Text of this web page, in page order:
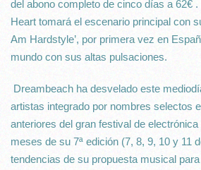
del abono completo de cinco días a 62€ .
Heart tomará el escenario principal con
Am Hardstyle’, por primera vez en
mundo con sus altas pulsaciones.
Dreambeach ha desvelado este
artistas integrado por nombres selectos
anteriores del gran festival de
meses de su 7ª edición (7, 8, 9, 10 y 11
tendencias de su propuesta musical